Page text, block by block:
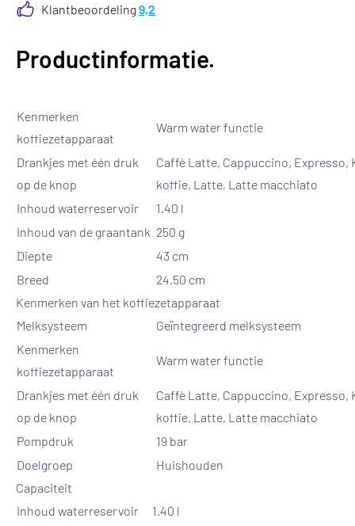
Klantbeoordeling9,2
Productinformatie.
Kenmerken
koffiezetapparaat
Warm water functie
Drankjes met één druk
op de knop
Caffè Latte, Cappuccino, Expresso,
koffie, Latte, Latte macchiato
Inhoud waterreservoir
1.40 l
Inhoud van de graantank 250 g
Diepte
43 cm
Breed
24.50 cm
Kenmerken van het koffiezetapparaat
Melksysteem
Geïntegreerd melksysteem
Kenmerken
koffiezetapparaat
Warm water functie
Drankjes met één druk
op de knop
Caffè Latte, Cappuccino, Expresso,
koffie, Latte, Latte macchiato
Pompdruk
19 bar
Doelgroep
Huishouden
Capaciteit
Inhoud waterreservoir
1.40 l